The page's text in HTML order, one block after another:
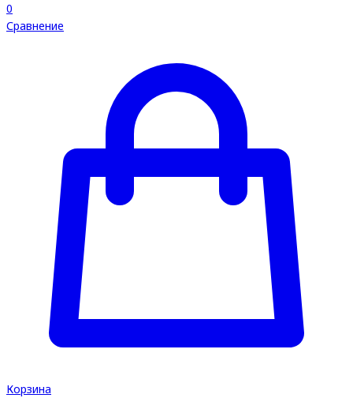
0
Сравнение
Корзина